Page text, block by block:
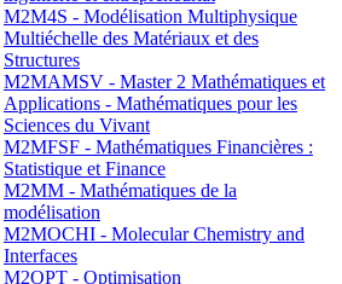
M2M4S - Modélisation Multiphysique
Multiéchelle des Matériaux et des
Structures
M2MAMSV - Master 2 Mathématiques et
Applications - Mathématiques pour les
Sciences du Vivant
M2MFSF - Mathématiques Financières :
Statistique et Finance
M2MM - Mathématiques de la
modélisation
M2MOCHI - Molecular Chemistry and
Interfaces
M2OPT - Optimisation